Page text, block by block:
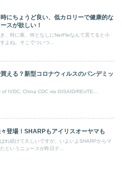
にちょうど良い、低カロリーで健康的な
スが欲しい！
、特に夜、何となしにNetFlixなんて見てると小
よね。そこでついつ...
える？新型コロナウィルスのパンデミッ
IVDC, China CDC via GISAID/REUTE...
登場！SHARPもアイリスオーヤマも
れ続けて久しいですが、いよいよSHARPからマ
というニュースが昨日テ...